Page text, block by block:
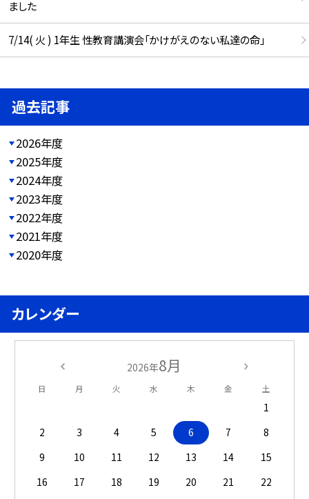
ました
7/14( 火 ) 1年生 性教育講演会「かけがえのない私達の命」
過去記事
2026年度
2025年度
2024年度
2023年度
2022年度
2021年度
2020年度
カレンダー
2026年8月
日 月 火 水 木 金 土
1
2
3 4 5 6 7
8
9
10 11 12 13 14
15
16
17 18 19 20 21
22